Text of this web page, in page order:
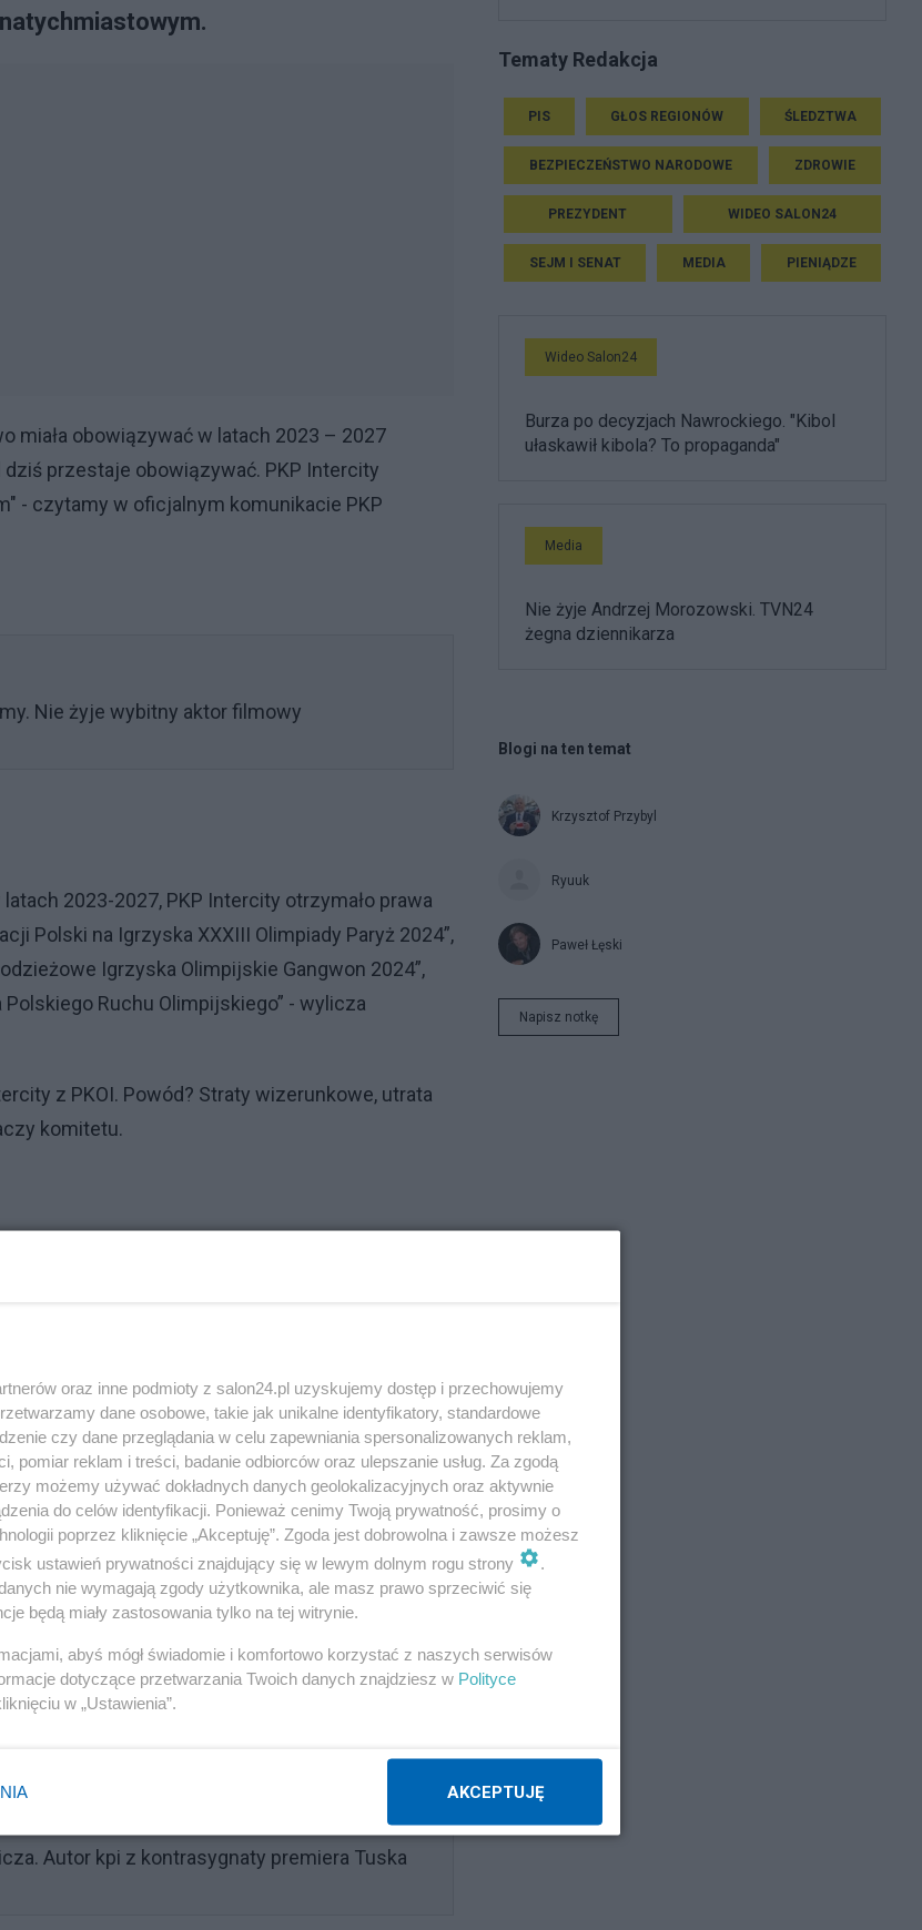
miała obowiązywać w latach 2023 – 2027
przestaje obowiązywać. PKP Intercity
- czytamy w oficjalnym komunikacie PKP
Nie żyje wybitny aktor filmowy
2023-2027, PKP Intercity otrzymało prawa
Polski na Igrzyska XXXIII Olimpiady Paryż 2024”,
Igrzyska Olimpijskie Gangwon 2024”,
Ruchu Olimpijskiego” - wylicza
z PKOI. Powód? Straty wizerunkowe, utrata
komitetu.
Autor kpi z kontrasygnaty premiera Tuska
Tematy Redakcja
PIS GŁOS REGIONÓW ŚLEDZTWA
BEZPIECZEŃSTWO NARODOWE ZDROWIE
PREZYDENT WIDEO SALON24
SEJM I SENAT MEDIA PIENIĄDZE
Wideo Salon24
Burza po decyzjach Nawrockiego. "Kibol
ułaskawił kibola? To propaganda"
Media
Nie żyje Andrzej Morozowski. TVN24
żegna dziennikarza
Blogi na ten temat
Krzysztof Przybyl
Ryuuk
Paweł Łęski
Napisz notkę
oraz inne podmioty z salon24.pl uzyskujemy dostęp i przechowujemy
dane osobowe, takie jak unikalne identyfikatory, standardowe
czy dane przeglądania w celu zapewniania spersonalizowanych reklam,
pomiar reklam i treści, badanie odbiorców oraz ulepszanie usług. Za zgodą
możemy używać dokładnych danych geolokalizacyjnych oraz aktywnie
do celów identyfikacji. Ponieważ cenimy Twoją prywatność, prosimy o
poprzez kliknięcie „Akceptuję”. Zgoda jest dobrowolna i zawsze możesz
ustawień prywatności znajdujący się w lewym dolnym rogu strony
.
nie wymagają zgody użytkownika, ale masz prawo sprzeciwić się
będą miały zastosowania tylko na tej witrynie.
abyś mógł świadomie i komfortowo korzystać z naszych serwisów
dotyczące przetwarzania Twoich danych znajdziesz w Polityce
w „Ustawienia”.
AKCEPTUJĘ